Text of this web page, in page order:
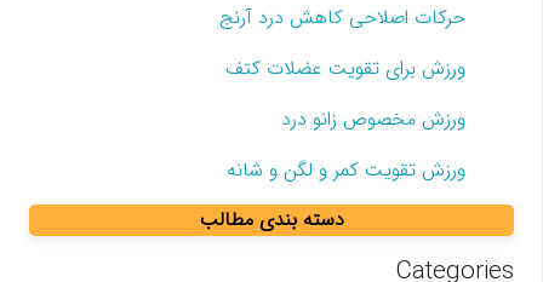
حرکات اصلاحی کاهش درد آرنج
ورزش برای تقویت عضلات کتف
ورزش مخصوص زانو درد
ورزش تقویت کمر و لگن و شانه
دسته بندی مطالب
Categories